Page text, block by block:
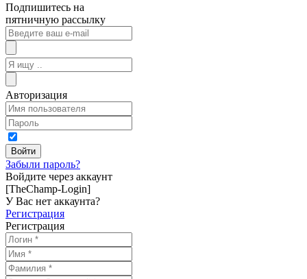
Подпишитесь на
пятничную рассылку
Авторизация
Забыли пароль?
Войдите через аккаунт
[TheChamp-Login]
У Вас нет аккаунта?
Регистрация
Регистрация